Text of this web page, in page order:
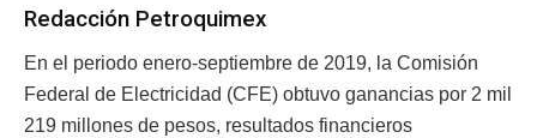
Redacción Petroquimex
En el periodo enero-septiembre de 2019, la Comisión
Federal de Electricidad (CFE) obtuvo ganancias por 2 mil
219 millones de pesos, resultados financieros